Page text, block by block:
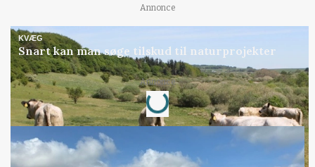
Annonce
KVÆG
Snart kan man søge tilskud til naturprojekter
Annonce
Loading...